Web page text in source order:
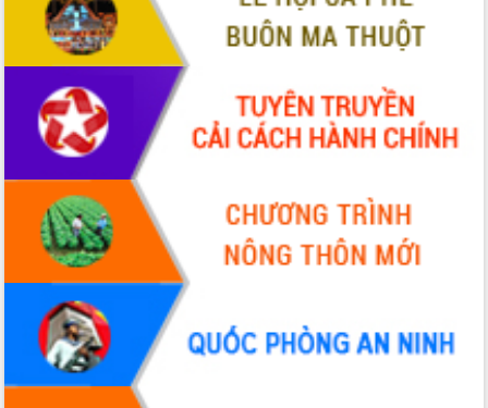
Đắk Lắk sơ kết 4 năm triển khai thực
hiện Đề án 06 của Chính phủ
Họp báo thông tin về Hội nghị Công bố
Quy hoạch và Xúc tiến đầu tư tỉnh Đắk
Lắk
Khơi thông điểm nghẽn, đẩy nhanh
giải ngân vốn khắc phục thiên tai
HĐND tỉnh thông qua điều chỉnh Quy
hoạch tỉnh thời kỳ 2021-2030
Hội thảo góp ý hồ sơ điều chỉnh quy
hoạch tỉnh Đắk Lắk thời kỳ 2021-2030,
tầm nhìn đến năm 2050
Nâng cao hiệu quả hoạt động của các
doanh nghiệp nhà nước
Hội nghị triển khai kết nối mạng
truyền số liệu chuyên dùng phục vụ cơ
quan Đảng, Nhà nước